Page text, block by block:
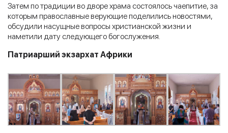
Затем по традиции во дворе храма состоялось чаепитие, за
которым православные верующие поделились новостями,
обсудили насущные вопросы христианской жизни и
наметили дату следующего богослужения.
Патриарший экзархат Африки